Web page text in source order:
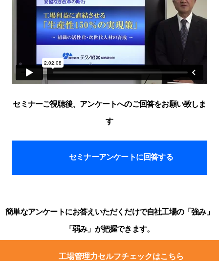
セミナーご視聴後、アンケートへのご回答をお願い致しま
す
セミナーアンケートに回答する
簡単なアンケートにお答えいただくだけで自社工場の「強み」
「弱み」が把握できます。
工場管理力セルフチェックはこちら